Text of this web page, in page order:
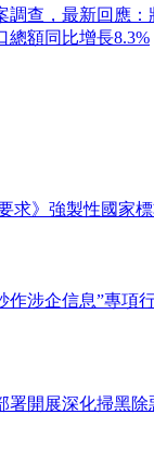
調查，最新回應：
總額同比增長8.3%
求》強製性國家
作涉企信息”專項
署開展深化掃黑除